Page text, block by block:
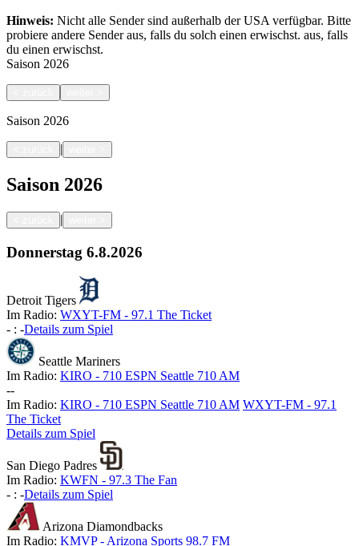
Hinweis: Nicht alle Sender sind außerhalb der USA verfügbar. Bitte
probiere andere Sender aus, falls du solch einen erwischst. aus, falls
du einen erwischst.
Saison 2026
Saison 2026
|
Saison 2026
|
Donnerstag 6.8.2026
Detroit Tigers
Im Radio: WXYT-FM - 97.1 The Ticket
- : -Details zum Spiel
Seattle Mariners
Im Radio: KIRO - 710 ESPN Seattle 710 AM
--
Im Radio: KIRO - 710 ESPN Seattle 710 AM WXYT-FM - 97.1
The Ticket
Details zum Spiel
San Diego Padres
Im Radio: KWFN - 97.3 The Fan
- : -Details zum Spiel
Arizona Diamondbacks
Im Radio: KMVP - Arizona Sports 98.7 FM